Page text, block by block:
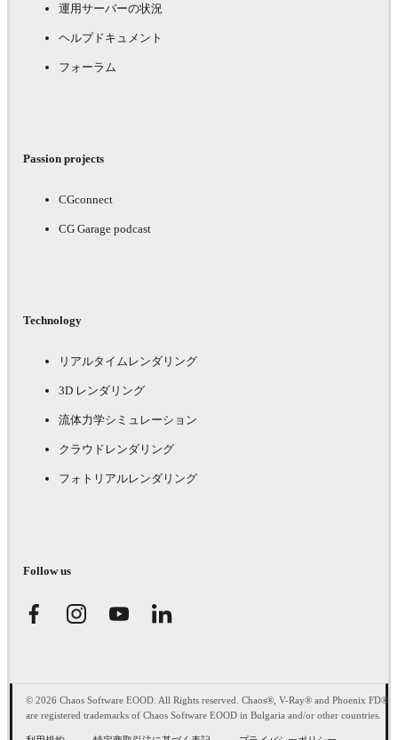
運用サーバーの状況
ヘルプドキュメント
フォーラム
Passion projects
CGconnect
CG Garage podcast
Technology
リアルタイムレンダリング
3D レンダリング
流体力学シミュレーション
クラウドレンダリング
フォトリアルレンダリング
Follow us
© 2026 Chaos Software EOOD. All Rights reserved. Chaos®, V-Ray® and Phoenix FD®
are registered trademarks of Chaos Software EOOD in Bulgaria and/or other countries.